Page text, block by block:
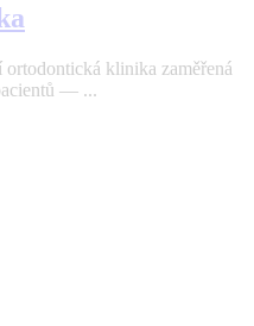
klinika zaměřená
— ...